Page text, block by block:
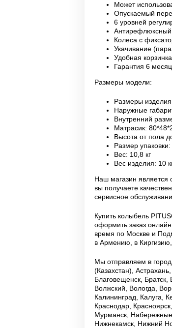
Может
Опускаемый
6 уровней
Антирефлюксный
Колеса с
Укачивание
Удобная
Гарантия 6
Размеры модели:
Размеры
Наружные
Внутренний
Матрасик:
Высота от пола
Размер
Вес: 10,8 кг
Вес изделия: 10
Наш магазин является
вы получаете
сервисное
Купить колыбель
оформить заказ
время по Москве и
в Армению, в
Мы отправляем в
(Казахстан),
Благовещенск, Братск,
Волжский, Вологда,
Калининград, Калуга,
Краснодар,
Мурманск,
Нижнекамск, Нижний